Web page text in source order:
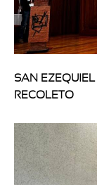
SAN
RECOLETO